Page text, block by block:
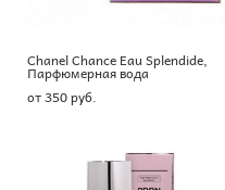
Chanel Chance Eau Splendide,
Парфюмерная вода
от 350 pуб.